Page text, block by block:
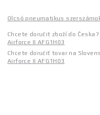
Olcsó pneumatikus
Chcete doručit zboží do
Airforce II AFG1H03
Chcete doručiť tovar na
Airforce II AFG1H03